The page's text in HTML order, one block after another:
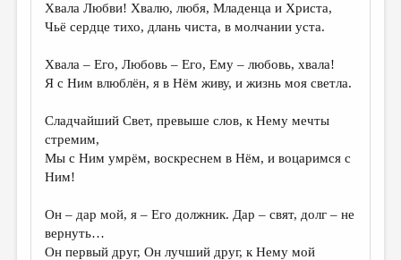
ПРАВИЛА САЙТА
ОТДЕЛЫ И РУБРИКИ
ИЗБРАННОЕ
ДАЙДЖЕСТ
ПРОИЗВЕДЕНИЯ
ПЕРЕВОДЫ
КОНКУРСЫ
ДЕТСКАЯ КОМНАТА
Хвала Любви! Хвалю, любя, Младенца и Христа,
Чьё сердце тихо, длань чиста, в молчании уста.
Хвала – Его, Любовь – Его, Ему – любовь, хвала!
Я с Ним влюблён, я в Нём живу, и жизнь моя светла.
Сладчайший Свет, превыше слов, к Нему мечты
стремим,
Мы с Ним умрём, воскреснем в Нём, и воцаримся с
Ним!
Он – дар мой, я – Его должник. Дар – свят, долг – не
вернуть…
Он первый друг, Он лучший друг, к Нему мой